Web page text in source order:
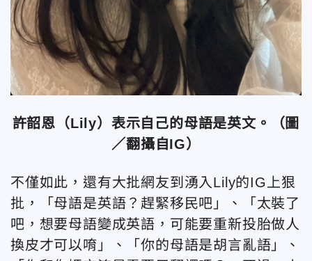
許韶恩（Lily）表示自己的母語是英文。（圖
／翻攝自IG）
不僅如此，還有大批網友到湧入Lily的IG上狠
批，「母語是英語？趕緊移民吧」、「太裝了
吧，想要母語變成英語，可能要重新投胎做人
換皮才可以唷」、「你的母語是胡言亂語」、